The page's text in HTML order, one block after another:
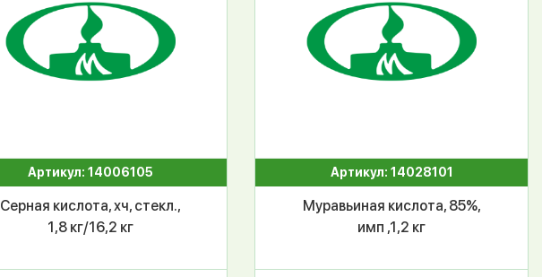
Артикул: 14006105
Серная кислота, хч, стекл.,
1,8 кг/16,2 кг
Артикул: 14028101
Муравьиная кислота, 85%,
имп ,1,2 кг